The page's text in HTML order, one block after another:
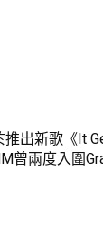
出新歌《It
曾兩度入圍